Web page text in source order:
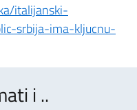
italijanski-
srbija-ima-kljucnu-
i ..